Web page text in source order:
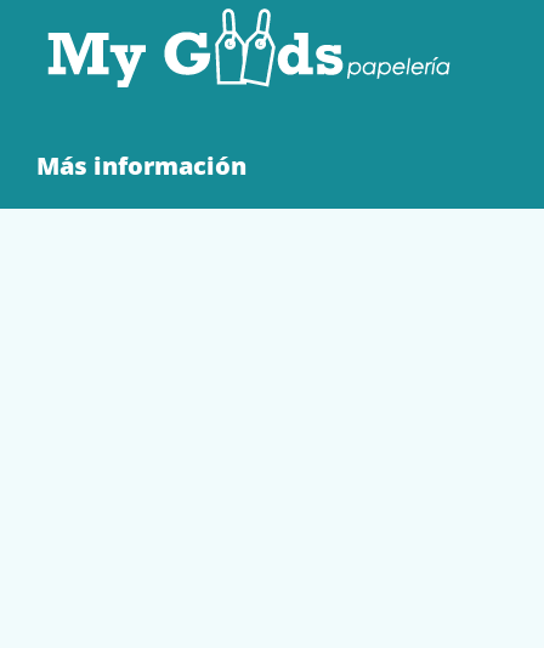
Más información